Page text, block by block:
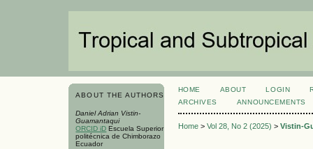
ABOUT THE AUTHORS
Daniel Adrian Vistin-
Guamantaqui
ORCID iD Escuela Superior
politécnica de Chimborazo
Ecuador
HOME ABOUT LOGIN
ARCHIVES
ANNOUNCEMENTS
Home> Vol 28, No 2 (2025) > Vistin-